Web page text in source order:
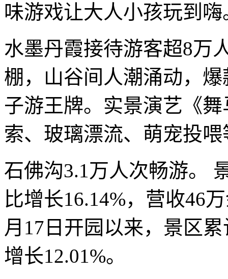
味游戏让大人小孩玩到嗨
水墨丹霞接待游客超8万
棚，山谷间人潮涌动，
子游王牌。实景演艺《
索、玻璃漂流、萌宠投
石佛沟3.1万人次畅游。
比增长16.14%，营收46
月17日开园以来，景区
增长12.01%。